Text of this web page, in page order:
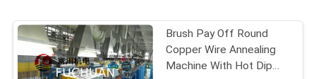
Brush Pay Off Round
Copper Wire Annealing
Machine With Hot Dip